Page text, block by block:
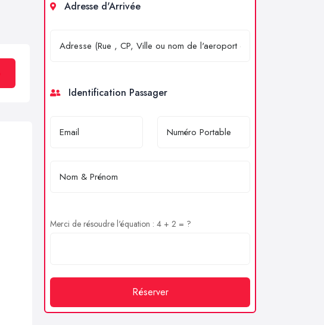
Adresse d'Arrivée
Identification Passager
Merci de résoudre l'équation : 4 + 2 = ?
Réserver